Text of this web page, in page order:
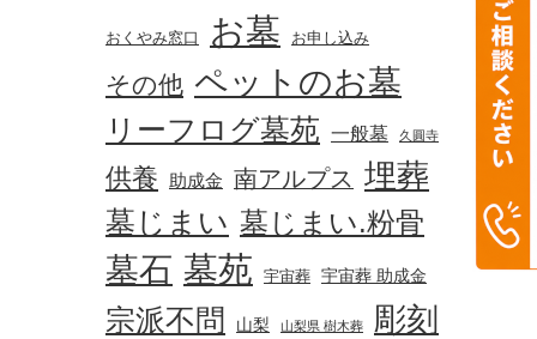
おくやみ窓口 お墓 お申し込み
その他 ペットのお墓
リーフログ墓苑 一般墓 久圓寺
供養 助成金 南アルプス 埋葬
墓じまい 墓じまい.粉骨
墓石 墓苑 宇宙葬 宇宙葬 助成金
宗派不問 山梨 山梨県 樹木葬 彫刻